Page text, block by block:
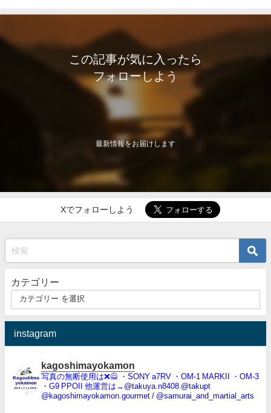
この記事が気に入ったら
フォローしよう
最新情報をお届けします
Xでフォローしよう
カテゴリー
instagram
kagoshimayokamon
写真の無断使用は❌️🙅 ・SONY a7RV ・OM-1 MARKII
・OM-3
・G9 PPOII
他運営は→@takuya.n8408 @takupt
@kagoshimayokamon.gourmet / @samurai_and_martial_arts